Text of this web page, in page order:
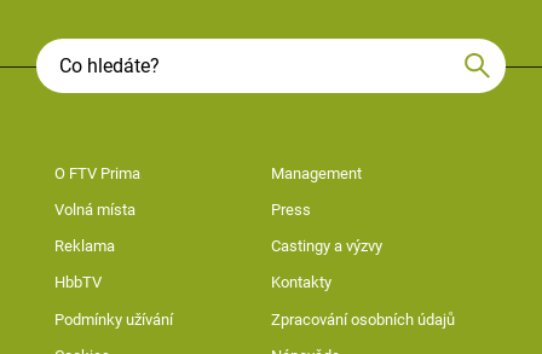
O FTV Prima Management
Volná místa Press
Reklama Castingy a výzvy
HbbTV Kontakty
Podmínky užívání Zpracování osobních údajů